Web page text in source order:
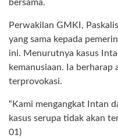
bersama.
Perwakilan GMKI,
yang sama kepada
ini. Menurutnya kasus
kemanusiaan. Ia berharap
terprovokasi.
“Kami mengangkat Intan
kasus serupa tidak akan
01)